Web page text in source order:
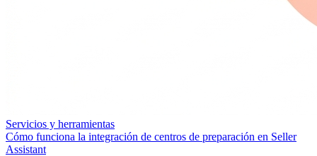
Servicios y herramientas
Cómo funciona la integración de centros de preparación en Seller
Assistant